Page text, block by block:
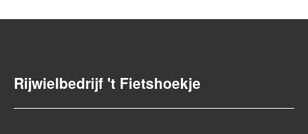
Rijwielbedrijf 't Fietshoekje